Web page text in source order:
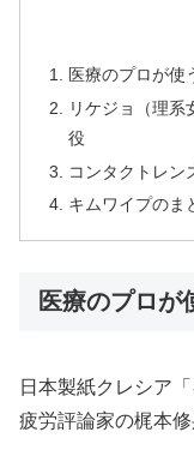
医療のプロが使
リケジョ（理系
役
コンタクトレン
キムワイプのま
医療のプロが
日本製紙クレシア
疲労評論家の梶本修